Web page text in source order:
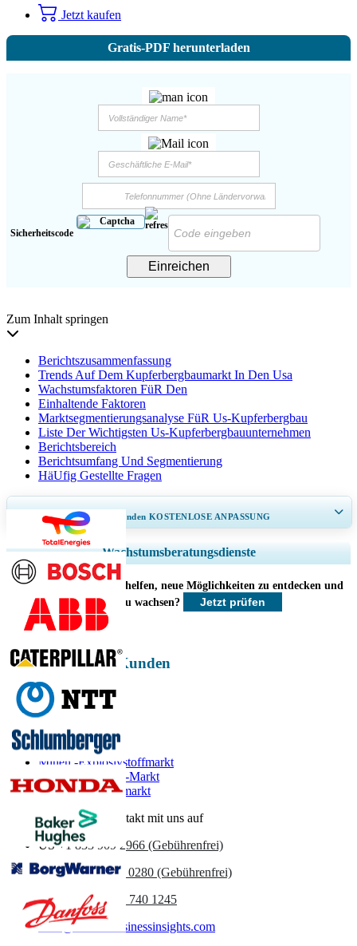
Jetzt kaufen
Gratis-PDF herunterladen
Sicherheitscode
Einreichen
Zum Inhalt springen
Berichtszusammenfassung
Trends Auf Dem Kupferbergbaumarkt In Den Usa
Wachstumsfaktoren FüR Den
Einhaltende Faktoren
Marktsegmentierungsanalyse FüR Us-Kupferbergbau
Liste Der Wichtigsten Us-Kupferbergbauunternehmen
Berichtsbereich
Berichtsumfang Und Segmentierung
HäUfig Gestellte Fragen
ERHALTEN SIE 30–60 stunden KOSTENLOSE ANPASSUNG
Regionale und länderspezifische Abdeckung erweitern, Segmentanalyse,
Unternehmensprofile, Wettbewerbs-Benchmarking, und Endnutzer-
Einblicke.
Jetzt anpassen
Wachstumsberatungsdienste
Wie können wir Ihnen helfen, neue Möglichkeiten zu entdecken und
schneller zu wachsen?
Jetzt prüfen
Energie & Kraft Kunden
Verwandte Berichte
Minen -Explosivstoffmarkt
Lithium -Mining -Markt
Nickel -Bergbaumarkt
Nehmen Sie Kontakt mit uns auf
US+1 833 909 2966 (Gebührenfrei)
UK+44 808 502 0280 (Gebührenfrei)
(APAC) +91 744 740 1245
sales@fortunebusinessinsights.com